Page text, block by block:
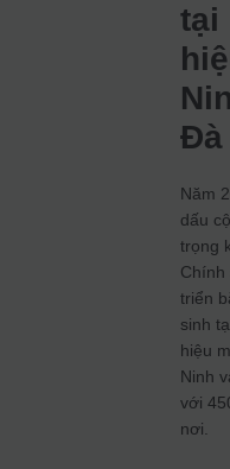
tại
Đà
Năm
dấu
trọng
Chính
triển
sinh
hiệu
Ninh
với
nơi.